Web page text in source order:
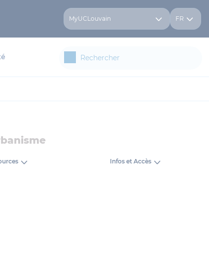
MyUCLouvain FR
Infos et Accès